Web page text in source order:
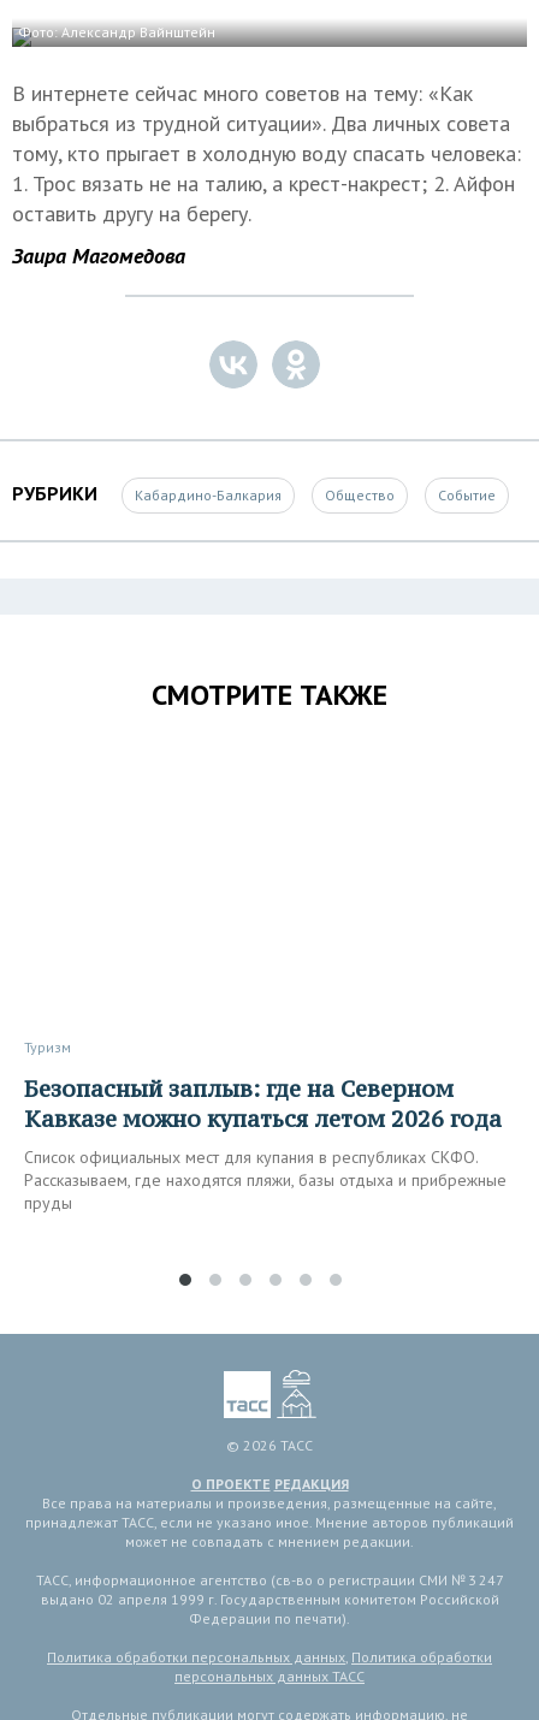
Фото: Александр Вайнштейн
В интернете сейчас много советов на тему: «Как
выбраться из трудной ситуации». Два личных совета
тому, кто прыгает в холодную воду спасать человека:
1. Трос вязать не на талию, а крест-накрест; 2. Айфон
оставить другу на берегу.
Заира Магомедова
РУБРИКИ Кабардино-Балкария Общество Событие
СМОТРИТЕ ТАКЖЕ
Туризм
Безопасный заплыв: где на Северном
Кавказе можно купаться летом 2026 года
Список официальных мест для купания в республиках СКФО.
Рассказываем, где находятся пляжи, базы отдыха и прибрежные
пруды
© 2026 ТАСС
О ПРОЕКТЕ РЕДАКЦИЯ
Все права на материалы и произведения, размещенные на сайте,
принадлежат ТАСС, если не указано иное. Мнение авторов публикаций
может не совпадать с мнением редакции.
ТАСС, информационное агентство (св-во о регистрации СМИ № 3 247
выдано 02 апреля 1999 г. Государственным комитетом Российской
Федерации по печати).
Политика обработки персональных данных, Политика обработки
персональных данных ТАСС
Отдельные публикации могут содержать информацию, не